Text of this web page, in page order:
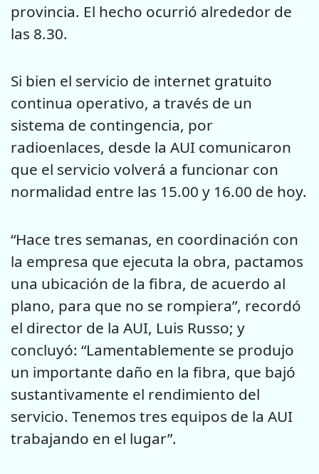
provincia. El hecho ocurrió alrededor de
las 8.30.
Si bien el servicio de internet gratuito
continua operativo, a través de un
sistema de contingencia, por
radioenlaces, desde la AUI comunicaron
que el servicio volverá a funcionar con
normalidad entre las 15.00 y 16.00 de hoy.
“Hace tres semanas, en coordinación con
la empresa que ejecuta la obra, pactamos
una ubicación de la fibra, de acuerdo al
plano, para que no se rompiera”, recordó
el director de la AUI, Luis Russo; y
concluyó: “Lamentablemente se produjo
un importante daño en la fibra, que bajó
sustantivamente el rendimiento del
servicio. Tenemos tres equipos de la AUI
trabajando en el lugar”.